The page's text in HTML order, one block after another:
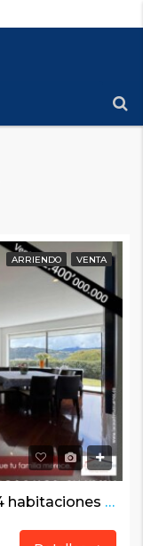
ARRIENDO VENTA
Linda casa contemporánea de 4 habitaciones en Arboretto. La tranquilidad que tu familia merece.